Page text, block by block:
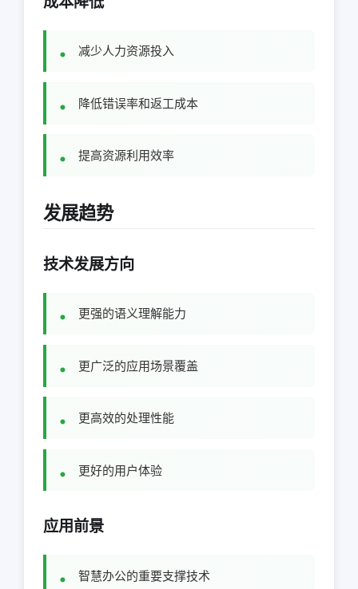
减少人力资源投入
降低错误率和返工成本
提高资源利用效率
发展趋势
技术发展方向
更强的语义理解能力
更广泛的应用场景覆盖
更高效的处理性能
更好的用户体验
应用前景
智慧办公的重要支撑技术